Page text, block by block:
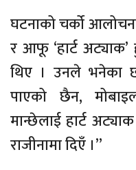
घटनाको चर्को
र आफू ‘हार्ट
थिए । उनले भनेका
पाएको छैन,
मान्छेलाई हार्ट
राजीनामा दिएँ ।”